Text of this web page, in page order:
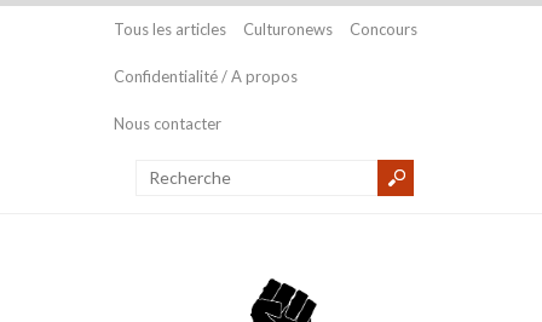
Tous les articles Culturonews Concours
Confidentialité / A propos
Nous contacter